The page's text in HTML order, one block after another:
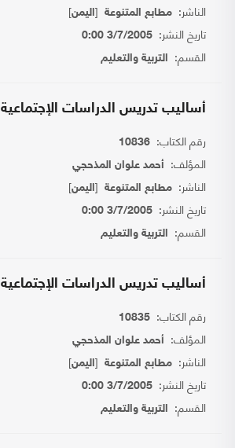
الناشر: مطابع المتنوعة [اليمن]
تاريخ النشر: 3/7/2005 0:00
القسم: التربية والتعليم
أساليب تدريس الدراسات الإجتماعية
رقم الكتاب: 10836
المؤلف: أحمد علوان المذحجي
الناشر: مطابع المتنوعة [اليمن]
تاريخ النشر: 3/7/2005 0:00
القسم: التربية والتعليم
أساليب تدريس الدراسات الإجتماعية
رقم الكتاب: 10835
المؤلف: أحمد علوان المذحجي
الناشر: مطابع المتنوعة [اليمن]
تاريخ النشر: 3/7/2005 0:00
القسم: التربية والتعليم